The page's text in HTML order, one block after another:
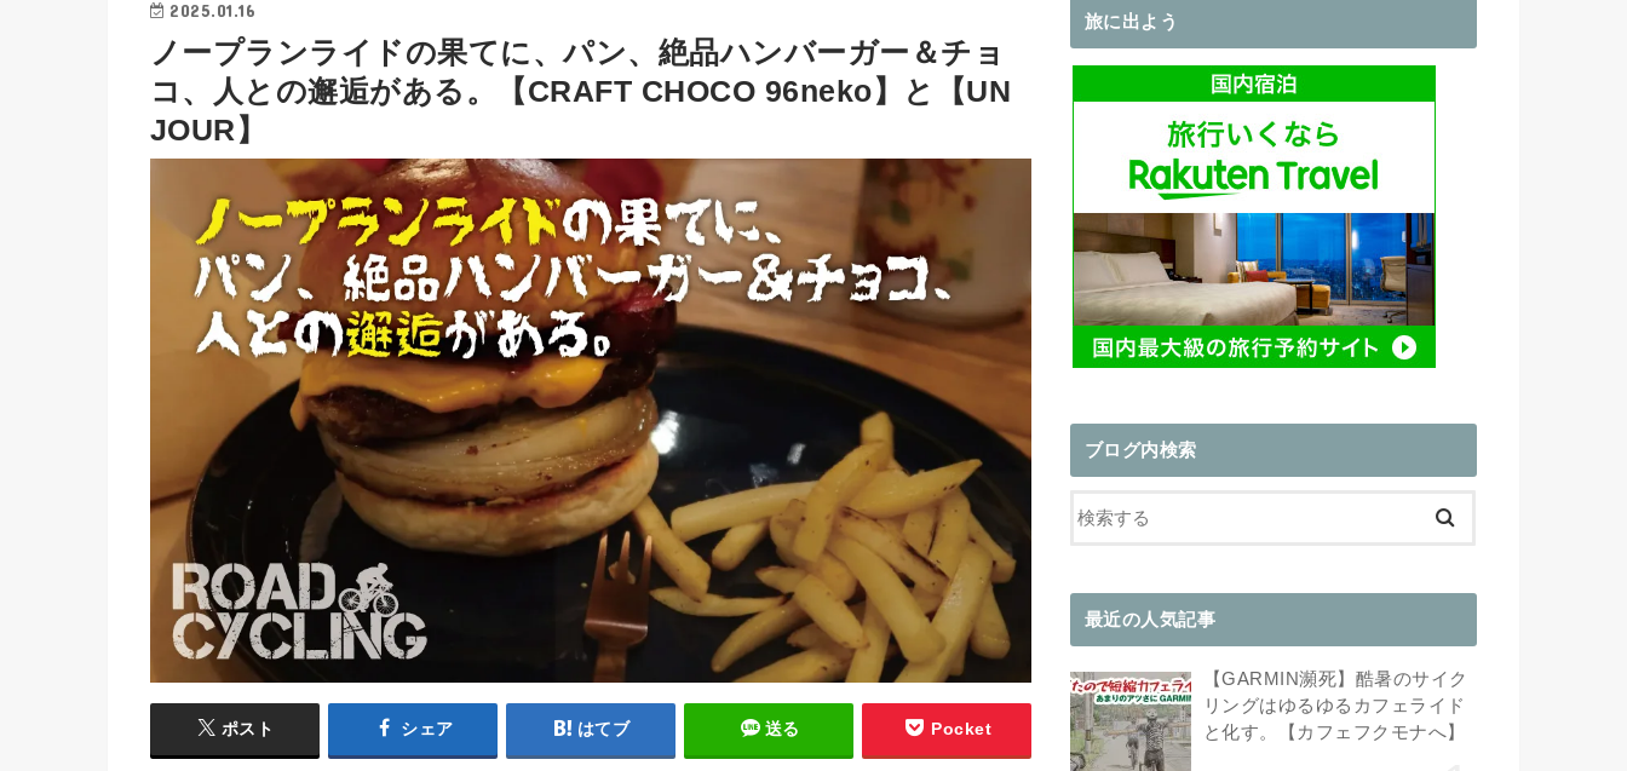
2025.01.16
ノープランライドの果てに、パン、絶品ハンバーガー＆チョ
コ、人との邂逅がある。【CRAFT CHOCO 96neko】と【UN
JOUR】
ポスト シェア はてブ 送る Pocket
旅に出よう
ブログ内検索
最近の人気記事
【GARMIN瀕死】酷暑のサイク
リングはゆるゆるカフェライド
と化す。【カフェフクモナへ】